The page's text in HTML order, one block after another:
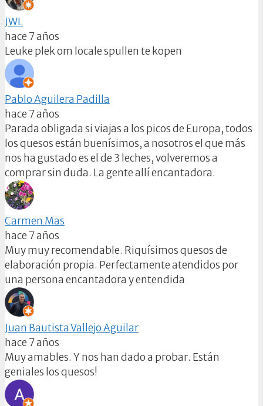
JWL
hace 7 años
Leuke plek om locale spullen te kopen
Pablo Aguilera Padilla
hace 7 años
Parada obligada si viajas a los picos de Europa, todos
los quesos están buenísimos, a nosotros el que más
nos ha gustado es el de 3 leches, volveremos a
comprar sin duda. La gente allí encantadora.
Carmen Mas
hace 7 años
Muy muy recomendable. Riquísimos quesos de
elaboración propia. Perfectamente atendidos por
una persona encantadora y entendida
Juan Bautista Vallejo Aguilar
hace 7 años
Muy amables. Y nos han dado a probar. Están
geniales los quesos!